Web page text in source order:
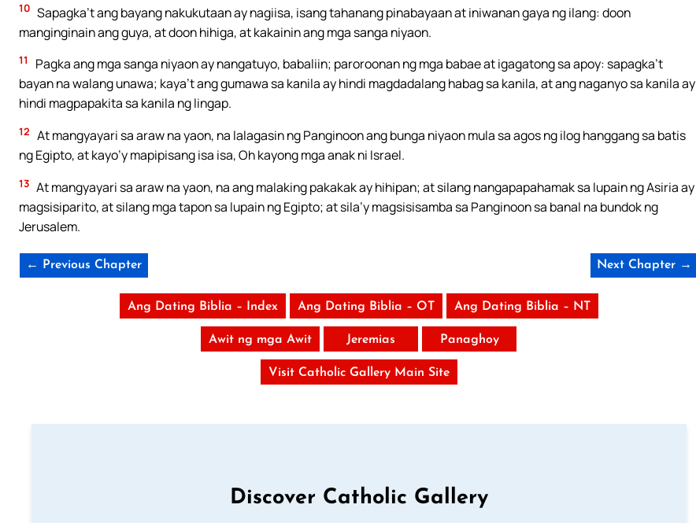
10 Sapagka’t ang bayang nakukutaan ay nagiisa, isang tahanang pinabayaan at iniwanan gaya ng ilang: doon
manginginain ang guya, at doon hihiga, at kakainin ang mga sanga niyaon.
11
Pagka ang mga sanga niyaon ay nangatuyo, babaliin; paroroonan ng mga babae at igagatong sa apoy: sapagka’t
bayan na walang unawa; kaya’t ang gumawa sa kanila ay hindi magdadalang habag sa kanila, at ang naganyo sa kanila ay
hindi magpapakita sa kanila ng lingap.
12 At mangyayari sa araw na yaon, na lalagasin ng Panginoon ang bunga niyaon mula sa agos ng ilog hanggang sa batis
ng Egipto, at kayo’y mapipisang isa isa, Oh kayong mga anak ni Israel.
13 At mangyayari sa araw na yaon, na ang malaking pakakak ay hihipan; at silang nangapapahamak sa lupain ng Asiria ay
magsisiparito, at silang mga tapon sa lupain ng Egipto; at sila’y magsisisamba sa Panginoon sa banal na bundok ng
Jerusalem.
← Previous Chapter Next Chapter →
Ang Dating Biblia – Index Ang Dating Biblia – OT Ang Dating Biblia – NT
Awit ng mga Awit Jeremias Panaghoy
Visit Catholic Gallery Main Site
Discover Catholic Gallery